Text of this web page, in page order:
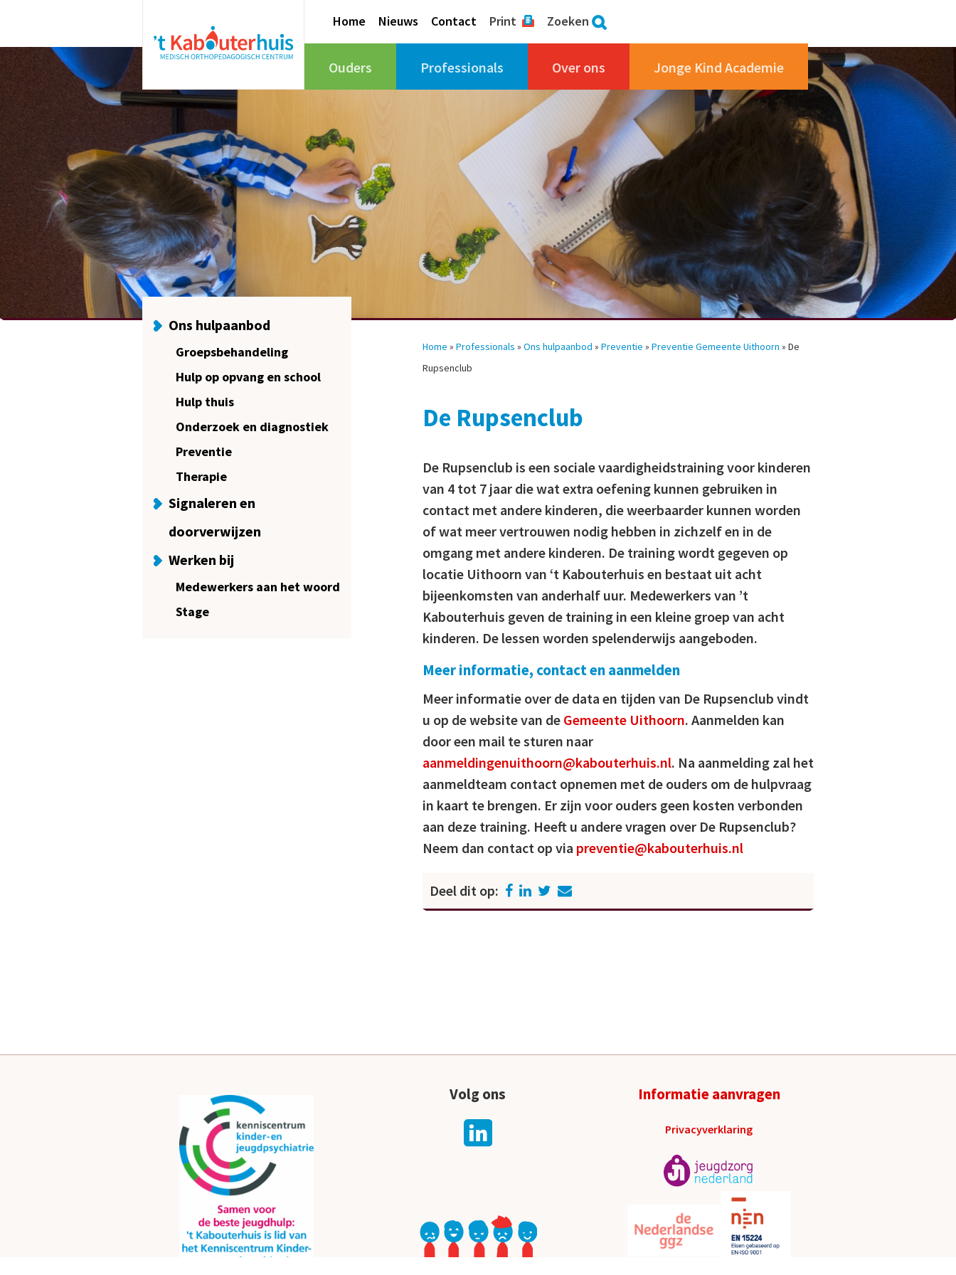
Home Nieuws Contact Print Zoeken
Ouders Professionals Over ons Jonge Kind Academie
Ons hulpaanbod
Groepsbehandeling
Hulp op opvang en school
Hulp thuis
Onderzoek en diagnostiek
Preventie
Therapie
Signaleren en
doorverwijzen
Werken bij
Medewerkers aan het woord
Stage
Home »Professionals »Ons hulpaanbod »Preventie »Preventie Gemeente Uithoorn »De
Rupsenclub
De Rupsenclub
De Rupsenclub is een sociale vaardigheidstraining voor kinderen
van 4 tot 7 jaar die wat extra oefening kunnen gebruiken in
contact met andere kinderen, die weerbaarder kunnen worden
of wat meer vertrouwen nodig hebben in zichzelf en in de
omgang met andere kinderen. De training wordt gegeven op
locatie Uithoorn van ‘t Kabouterhuis en bestaat uit acht
bijeenkomsten van anderhalf uur. Medewerkers van ’t
Kabouterhuis geven de training in een kleine groep van acht
kinderen. De lessen worden spelenderwijs aangeboden.
Meer informatie, contact en aanmelden
Meer informatie over de data en tijden van De Rupsenclub vindt
u op de website van de Gemeente Uithoorn. Aanmelden kan
door een mail te sturen naar
aanmeldingenuithoorn@kabouterhuis.nl. Na aanmelding zal het
aanmeldteam contact opnemen met de ouders om de hulpvraag
in kaart te brengen. Er zijn voor ouders geen kosten verbonden
aan deze training. Heeft u andere vragen over De Rupsenclub?
Neem dan contact op via preventie@kabouterhuis.nl
Deel dit op:
Volg ons Informatie aanvragen
Privacyverklaring